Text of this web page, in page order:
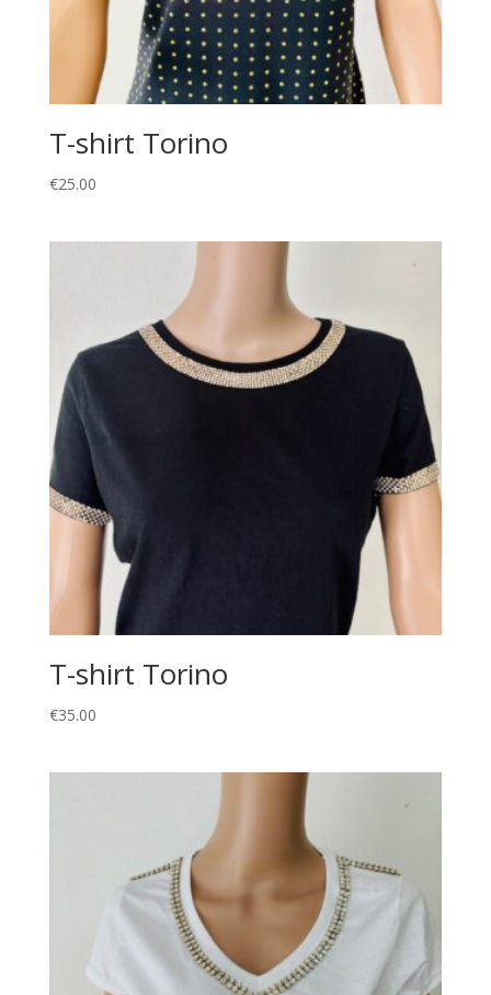
T-shirt Torino
€25.00
T-shirt Torino
€35.00